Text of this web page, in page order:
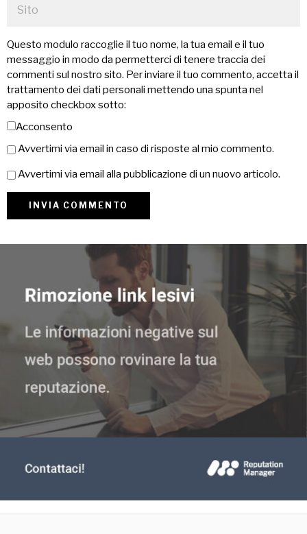
Questo modulo raccoglie il tuo nome, la tua email e il tuo
messaggio in modo da permetterci di tenere traccia dei
commenti sul nostro sito. Per inviare il tuo commento, accetta il
trattamento dei dati personali mettendo una spunta nel
apposito checkbox sotto:
Acconsento
Avvertimi via email in caso di risposte al mio commento.
Avvertimi via email alla pubblicazione di un nuovo articolo.